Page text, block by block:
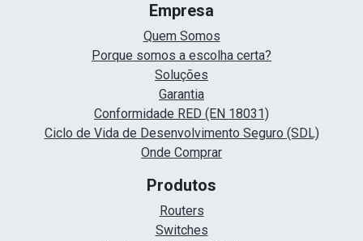
Empresa
Quem Somos
Porque somos a escolha certa?
Soluções
Garantia
Conformidade RED (EN 18031)
Ciclo de Vida de Desenvolvimento Seguro (SDL)
Onde Comprar
Produtos
Routers
Switches